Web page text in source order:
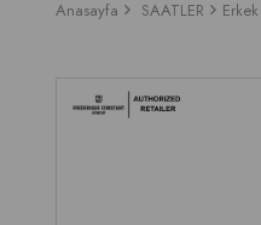
Anasayfa SAATLER